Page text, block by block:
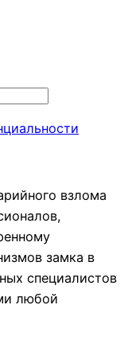
взлома
замка в
специалистов
любой